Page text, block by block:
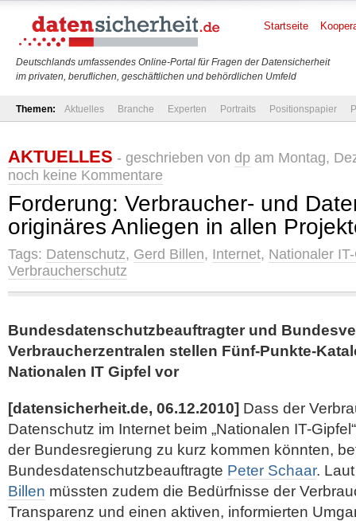
Deutschlands umfassendes Online-Portal für Fragen der Datensicherheit
im privaten, beruflichen, geschäftlichen und behördlichen Umfeld
Startseite
Themen: Aktuelles Branche Experten Portraits Positionspapier
AKTUELLES - geschrieben von dp am Montag,
noch keine Kommentare
Forderung: Verbraucher- und
originäres Anliegen in allen
Tags: Datenschutz, Gerd Billen, Internet, Nationaler
Verbraucherschutz
Bundesdatenschutzbeauftragter und
Verbraucherzentralen stellen Fünf-Punkte-
Nationalen IT Gipfel vor
[datensicherheit.de, 06.12.2010] Dass der
Datenschutz im Internet beim „Nationalen IT-
der Bundesregierung zu kurz kommen könnten,
Bundesdatenschutzbeauftragte Peter Schaar.
Billen müssten zudem die Bedürfnisse der
Transparenz und einen aktiven, informierten